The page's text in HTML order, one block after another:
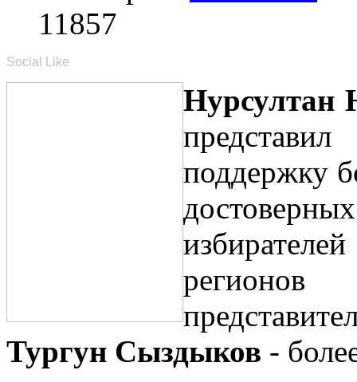
11857
Social Like
Нурсултан
поддержку
Тургун Сыздыков -